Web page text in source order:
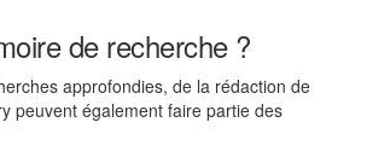
de recherche ?
approfondies, de la rédaction de
peuvent également faire partie des